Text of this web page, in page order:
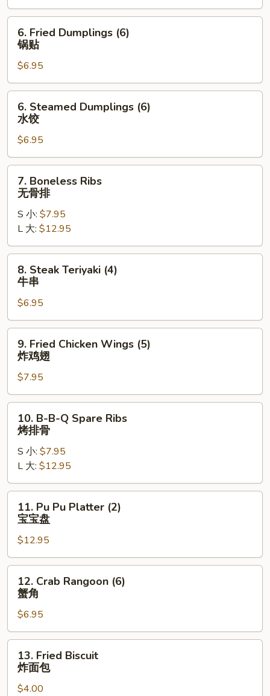
炸
云
Fried
Dumplings
(6)
锅
贴
6. Fried Dumplings (6)
锅贴
$6.95
Steamed
Dumplings
(6)
水
饺
6. Steamed Dumplings (6)
水饺
$6.95
Boneless
Ribs
排
7. Boneless Ribs
无骨排
S 小: $7.95
L 大: $12.95
Steak
Teriyaki
(4)
牛
串
8. Steak Teriyaki (4)
牛串
$6.95
Fried
Chicken
Wings
(5)
炸
9. Fried Chicken Wings (5)
炸鸡翅
$7.95
B-
Spare
Ribs
烤
10. B-B-Q Spare Ribs
烤排骨
S 小: $7.95
L 大: $12.95
Pu
Pu
Platter
(2)
宝
11. Pu Pu Platter (2)
宝宝盘
$12.95
Crab
Rangoon
(6)
蟹
角
12. Crab Rangoon (6)
蟹角
$6.95
Fried
Biscuit
13. Fried Biscuit
炸面包
$4.00